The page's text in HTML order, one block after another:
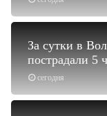
сегодня
За сутки в
пострадали 5